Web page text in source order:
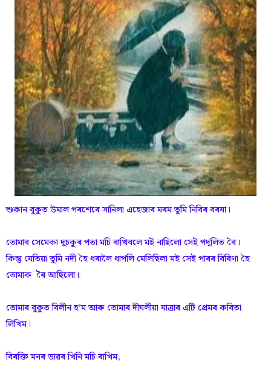
শুকান বুকুত উমাল পৰশেৰে সানিলা এহেজাৰ মৰম তুমি নিবিৰ বৰষা।
তােমাৰ সেমেকা দুচকুৰ পতা মচি ৰাখিবলে মই নাছিলাে সেই পদূলিত ৰৈ।
কিন্তু যেতিয়া তুমি নদী হৈ ধৰালৈ ধাপলি মেলিছিলা মই সেই পাৰৰ বিৰিণা হৈ
তােমাক ৰৈ আছিলাে।
তােমাৰ বুকুত বিলীন হʼম আৰু তােমাৰ দীঘলীয়া যাত্ৰাৰ এটি প্ৰেমৰ কবিতা
লিখিম।
বিৰক্তি মনৰ ডাৱৰ খিনি মচি ৰাখিম,